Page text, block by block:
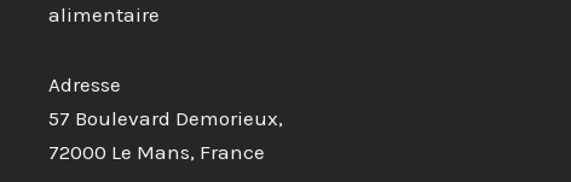
alimentaire
Adresse
57 Boulevard Demorieux,
72000 Le Mans, France